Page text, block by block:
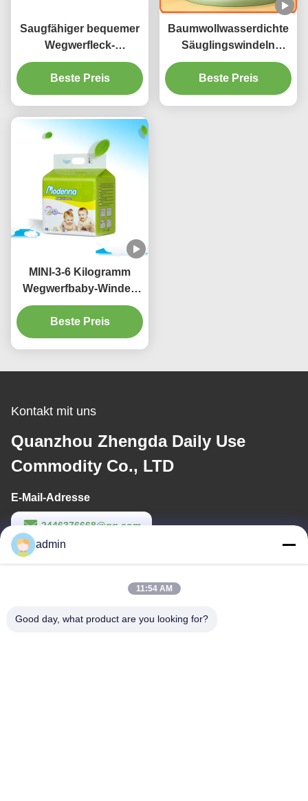
Saugfähiger bequemer
Wegwerfleck-
Verhinderungs-Kanal
der baby-Windel-3D
Beste Preis
Baumwollwasserdichte
Säuglingswindeln
druckten eine Größen-
justierbare Baby-Stoff-
Windel
Beste Preis
MINI-3-6 Kilogramm
Wegwerfbaby-Windel-
Breathable super
saugfähiger Zug-Ups
magische Art
Beste Preis
Kontakt mit uns
Quanzhou Zhengda Daily Use
Commodity Co., LTD
E-Mail-Adresse
2446376668@qq.com
Arbeitszeit
admin
11:54 AM
Good day, what product are you looking for?